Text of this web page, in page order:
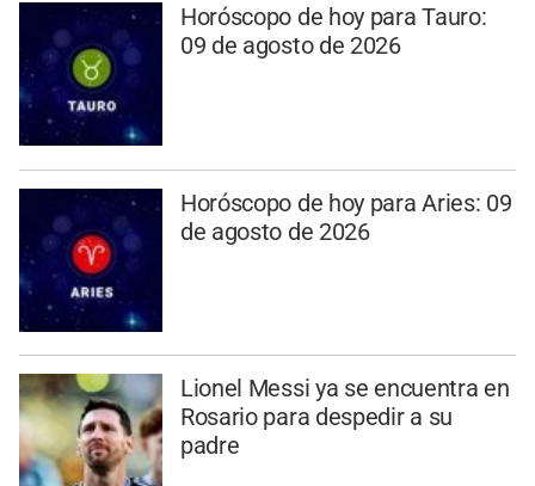
Horóscopo de hoy para Tauro:
09 de agosto de 2026
Horóscopo de hoy para Aries: 09
de agosto de 2026
Lionel Messi ya se encuentra en
Rosario para despedir a su
padre